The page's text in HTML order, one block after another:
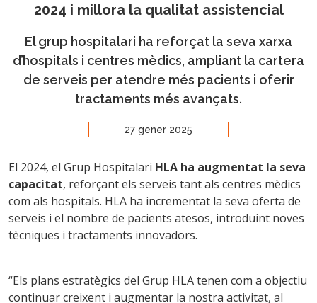
2024 i millora la qualitat assistencial
El grup hospitalari ha reforçat la seva xarxa
d’hospitals i centres mèdics, ampliant la cartera
de serveis per atendre més pacients i oferir
tractaments més avançats.
27 gener 2025
El 2024, el Grup Hospitalari HLA ha augmentat la seva
capacitat, reforçant els serveis tant als centres mèdics
com als hospitals. HLA ha incrementat la seva oferta de
serveis i el nombre de pacients atesos, introduint noves
tècniques i tractaments innovadors.
“Els plans estratègics del Grup HLA tenen com a objectiu
continuar creixent i augmentar la nostra activitat, al